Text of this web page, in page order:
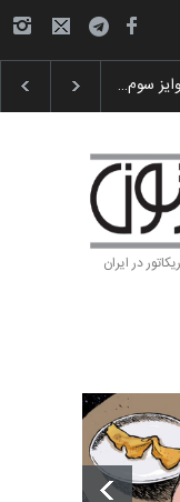
سوم…
در ایران